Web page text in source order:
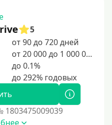
5
от 90 до 720 дней
от 20 000 до 1 000 000 ₽
до 0.1%